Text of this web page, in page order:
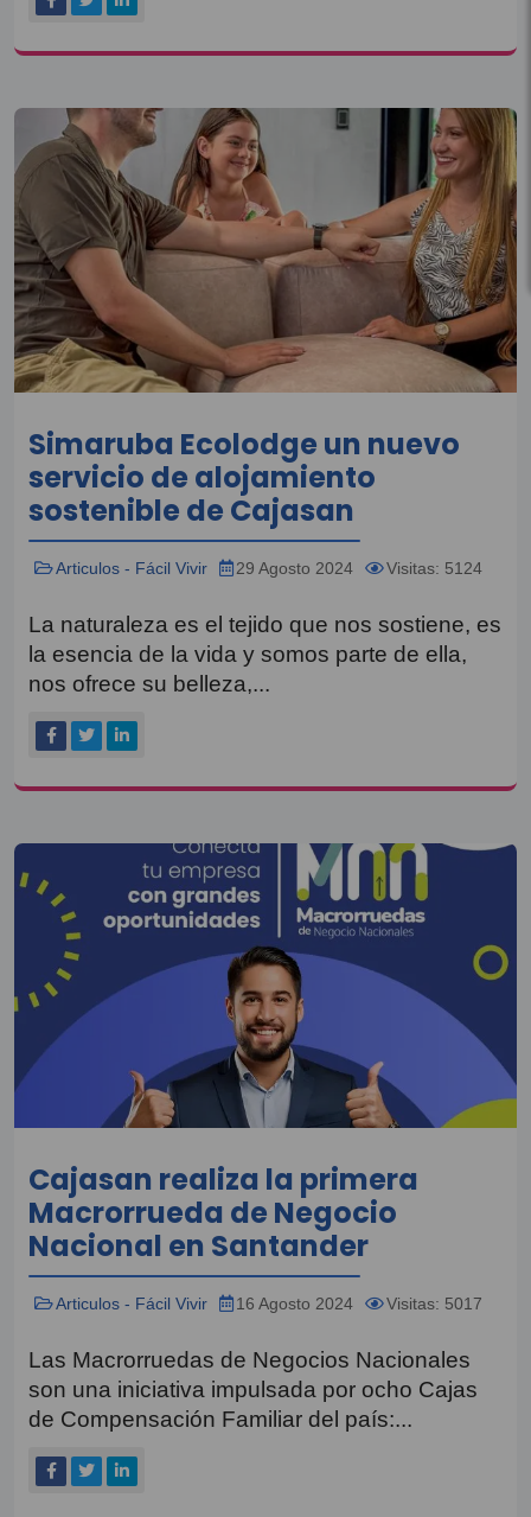
Simaruba Ecolodge un nuevo
servicio de alojamiento
sostenible de Cajasan
Articulos - Fácil Vivir 29 Agosto 2024 Visitas: 5124
La naturaleza es el tejido que nos sostiene, es
la esencia de la vida y somos parte de ella,
nos ofrece su belleza,...
Cajasan realiza la primera
Macrorrueda de Negocio
Nacional en Santander
Articulos - Fácil Vivir 16 Agosto 2024 Visitas: 5017
Las Macrorruedas de Negocios Nacionales
son una iniciativa impulsada por ocho Cajas
de Compensación Familiar del país:...